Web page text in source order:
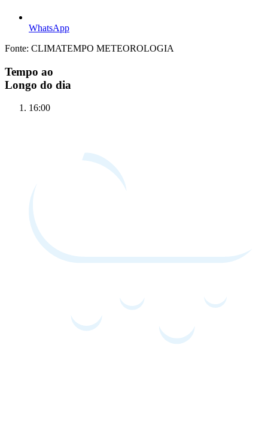
WhatsApp
Fonte: CLIMATEMPO METEOROLOGIA
Tempo ao
Longo do dia
16:00